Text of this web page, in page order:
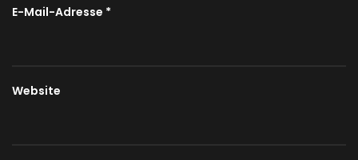
E-Mail-Adresse *
Website